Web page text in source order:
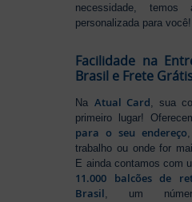
necessidade,
personalizada para você!
Facilidade na
Brasil e Frete
Na Atual Card, sua
primeiro lugar!
para o seu endereço
trabalho ou onde for
E ainda contamos com
11.000 balcões de
Brasil, um